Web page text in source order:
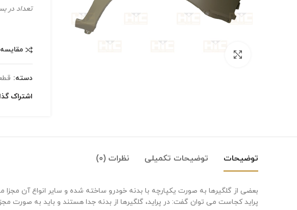
تعداد در
مقایسه
دسته:
اشتراک
توضیحات توضیحات تکمیلی نظرات (0)
بعضی از گلگیرها به صورت یکپارچه با بدنه خودرو ساخته شده و سایر انواع آن
پراید کجاست می توان گفت: در پراید، گلگیرها از بدنه جدا هستند و باید به صورت